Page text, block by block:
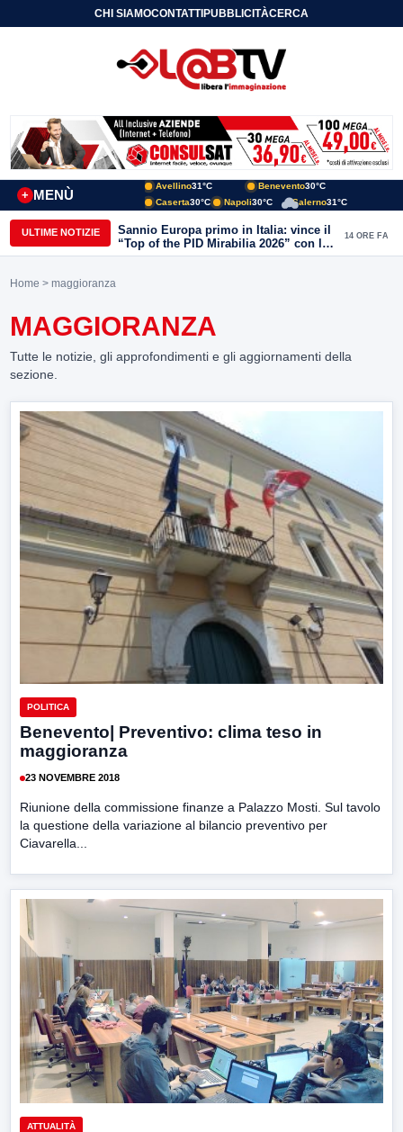
CHI SIAMOCONTATTIPUBBLICITÀCERCA
MENÙ
+
Avellino31°C Benevento30°C
Caserta30°C Napoli30°C Salerno31°C
ULTIME NOTIZIE
Sannio Europa primo in Italia: vince il
“Top of the PID Mirabilia 2026” con la
realtà virtuale nei musei del Sannio
14 ORE FA
Home > maggioranza
MAGGIORANZA
Tutte le notizie, gli approfondimenti e gli aggiornamenti della
sezione.
POLITICA
Benevento| Preventivo: clima teso in
maggioranza
23 NOVEMBRE 2018
Riunione della commissione finanze a Palazzo Mosti. Sul tavolo
la questione della variazione al bilancio preventivo per
Ciavarella...
ATTUALITÀ